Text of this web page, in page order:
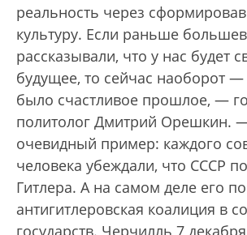
реальность через
культуру. Если раньше
рассказывали, что у нас будет
будущее, то сейчас наоборот —
было счастливое прошлое, —
политолог Дмитрий Орешкин.
очевидный пример: каждого
человека убеждали, что СССР
Гитлера. А на самом деле его
антигитлеровская коалиция в
государств. Черчилль 7